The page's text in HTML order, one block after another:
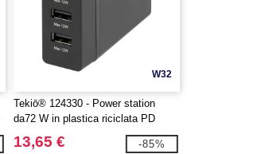
W32
Tekiō® 124330 - Power station
da72 W in plastica riciclata PD
ADAPT
13,65 € -85%